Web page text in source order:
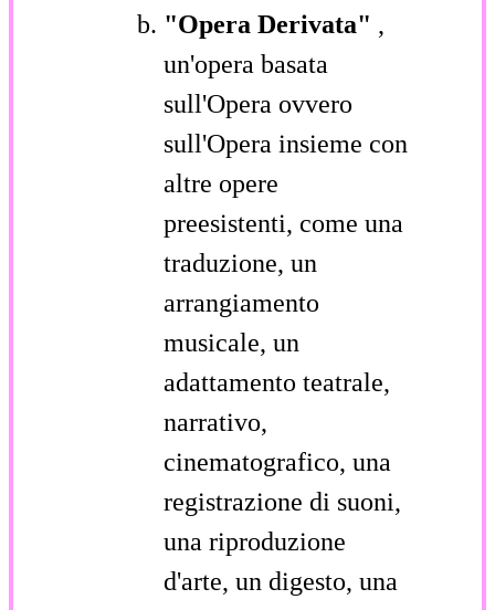
"Opera Derivata" ,
un'opera basata
sull'Opera ovvero
sull'Opera insieme con
altre opere
preesistenti, come una
traduzione, un
arrangiamento
musicale, un
adattamento teatrale,
narrativo,
cinematografico, una
registrazione di suoni,
una riproduzione
d'arte, un digesto, una